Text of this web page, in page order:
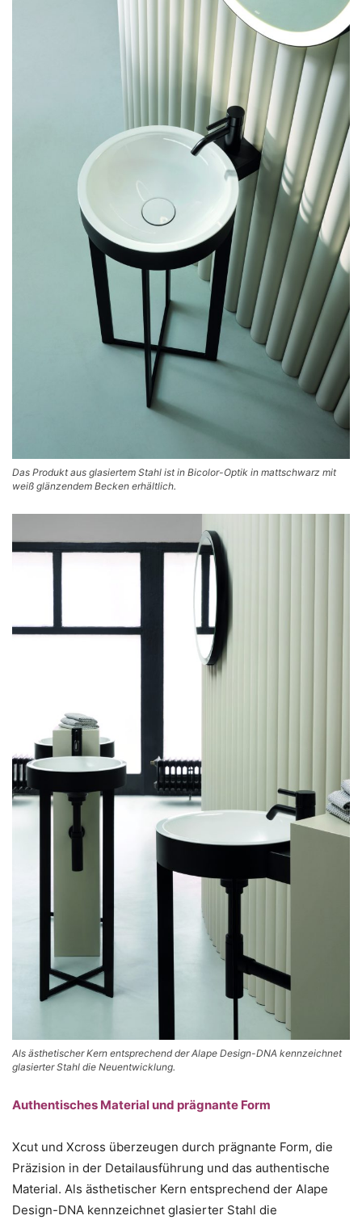
Das Produkt aus glasiertem Stahl ist in Bicolor-Optik in mattschwarz mit
weiß glänzendem Becken erhältlich.
Als ästhetischer Kern entsprechend der Alape Design-DNA kennzeichnet
glasierter Stahl die Neuentwicklung.
Authentisches Material und prägnante Form
Xcut und Xcross überzeugen durch prägnante Form, die
Präzision in der Detailausführung und das authentische
Material. Als ästhetischer Kern entsprechend der Alape
Design-DNA kennzeichnet glasierter Stahl die